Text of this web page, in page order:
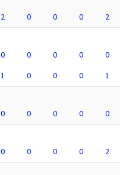
2 0 0 0
2
0 0 0 0
0
1 0 0 0
1
0 0 0 0
0
0 0 0 0
2